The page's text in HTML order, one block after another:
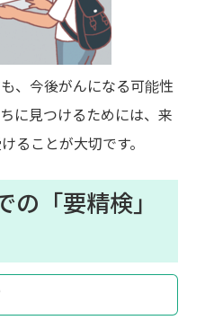
、今後がんになる可能性
に見つけるためには、来
ることが大切です。
の「要精検」